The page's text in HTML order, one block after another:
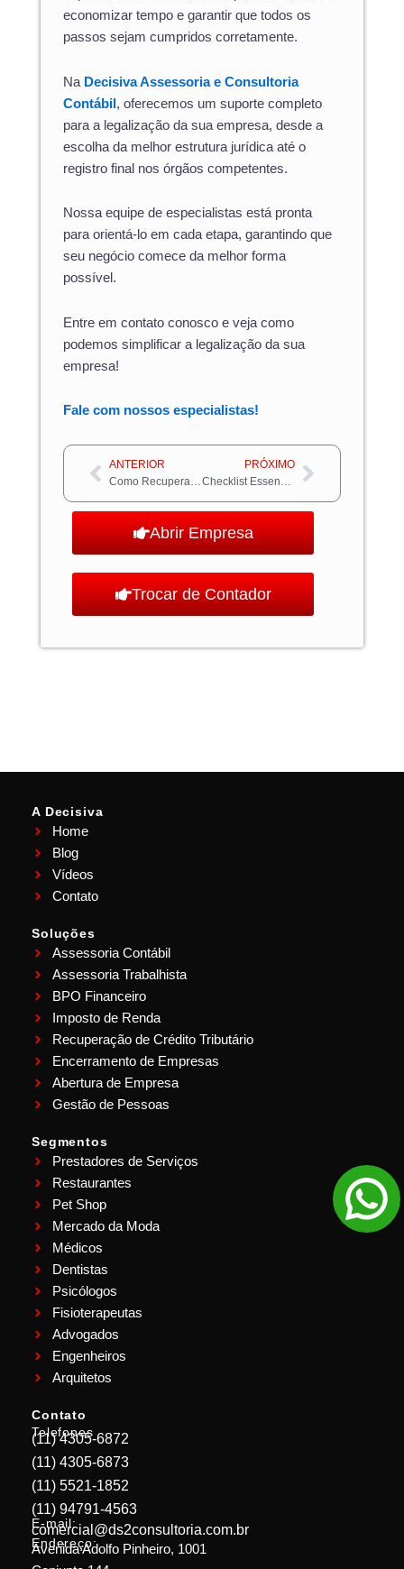
economizar tempo e garantir que todos os
passos sejam cumpridos corretamente.
Na Decisiva Assessoria e Consultoria
Contábil , oferecemos um suporte completo
para a legalização da sua empresa, desde a
escolha da melhor estrutura jurídica até o
registro final nos órgãos competentes.
Nossa equipe de especialistas está pronta
para orientá-lo em cada etapa, garantindo que
seu negócio comece da melhor forma
possível.
Entre em contato conosco e veja como
podemos simplificar a legalização da sua
empresa!
Fale com nossos especialistas!
Anterior
ANTERIOR
Como Recuperar Impostos Pagos Indevidamente: Guia Completo
PRÓXIMO
Checklist Essencial de Itens de Lanchonete para Montar Seu Negócio Próximo
Abrir Empresa
Trocar de Contador
A Decisiva
Home
Blog
Vídeos
Contato
Soluções
Assessoria Contábil
Assessoria Trabalhista
BPO Financeiro
Imposto de Renda
Recuperação de Crédito Tributário
Encerramento de Empresas
Abertura de Empresa
Gestão de Pessoas
Segmentos
Prestadores de Serviços
Restaurantes
Pet Shop
Mercado da Moda
Médicos
Dentistas
Psicólogos
Fisioterapeutas
Advogados
Engenheiros
Arquitetos
Contato
Telefones
(11) 4305-6872
(11) 4305-6873
(11) 5521-1852
(11) 94791-4563
E-mail:
comercial@ds2consultoria.com.br
Endereço:
Avenida Adolfo Pinheiro, 1001